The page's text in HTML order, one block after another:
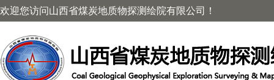
欢迎您访问山西省煤炭地质物探测绘院有限公司！